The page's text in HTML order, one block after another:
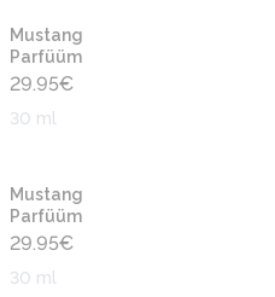
Mustang
Parfüüm
29.95€
30 ml
Mustang
Parfüüm
29.95€
30 ml